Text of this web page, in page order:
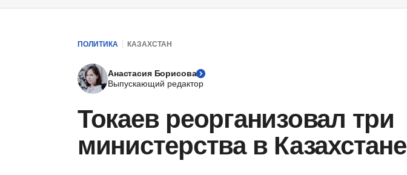
ПОЛИТИКА КАЗАХСТАН
Анастасия Борисова
Выпускающий редактор
Токаев реорганизовал три
министерства в Казахстане